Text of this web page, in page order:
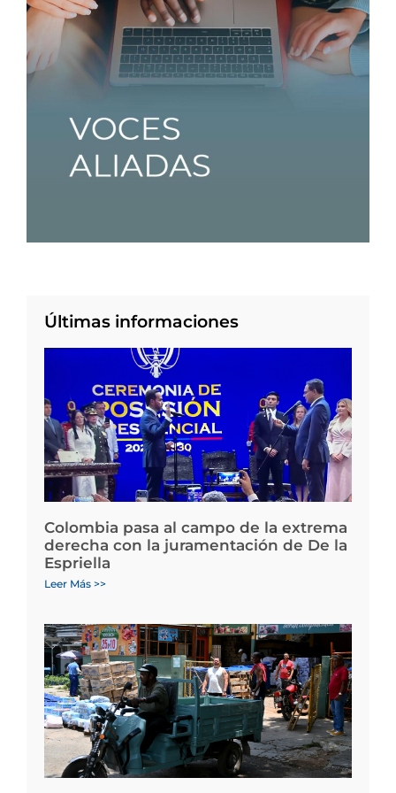
Últimas informaciones
Colombia pasa al campo de la extrema
derecha con la juramentación de De la
Espriella
Leer Más >>